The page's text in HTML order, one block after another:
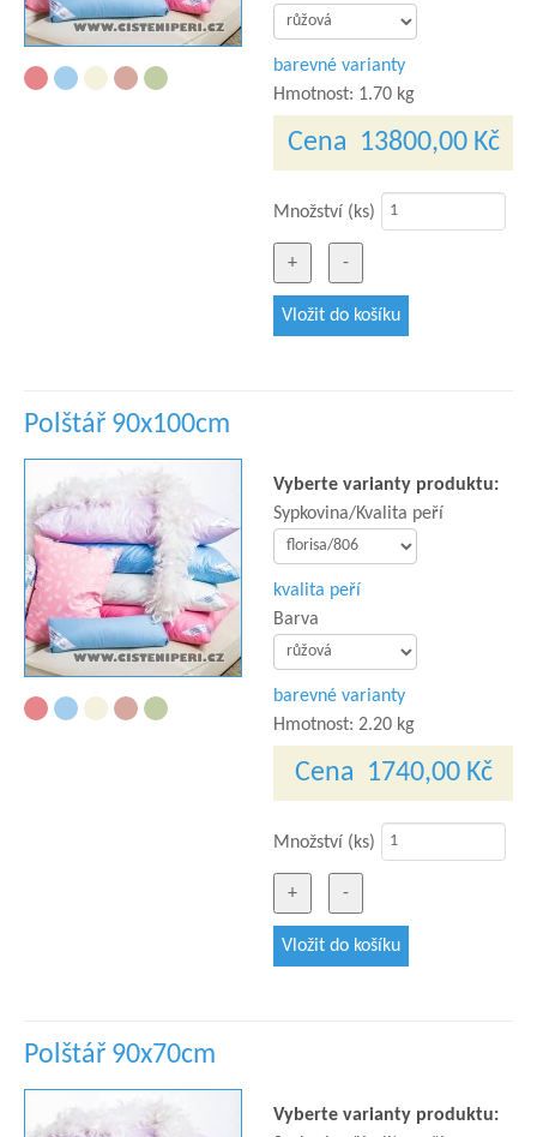
barevné varianty
Hmotnost: 1.70 kg
Cena 13800,00 Kč
Množství (ks)
Polštář 90x100cm
Vyberte varianty produktu:
Sypkovina/Kvalita peří
kvalita peří
Barva
barevné varianty
Hmotnost: 2.20 kg
Cena 1740,00 Kč
Množství (ks)
Polštář 90x70cm
Vyberte varianty produktu: